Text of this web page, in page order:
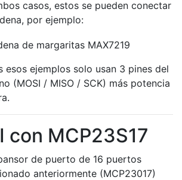
casos, estos se pueden conectar
por ejemplo:
esos ejemplos solo usan 3 pines del
(MOSI / MISO / SCK) más potencia
con MCP23S17
de puerto de 16 puertos
anteriormente (MCP23017)